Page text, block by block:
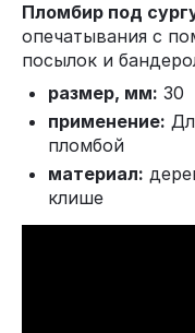
Пломбир под
опечатывания с
посылок и
размер, мм: 30
применение:
пломбой
материал:
клише